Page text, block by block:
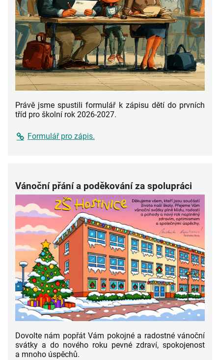
Právě jsme spustili formulář k zápisu dětí do prvních
tříd pro školní rok 2026-2027.
Formulář pro zápis.
Vánoční přání a poděkování za spolupráci
Dovolte nám popřát Vám pokojné a radostné vánoční
svátky a do nového roku pevné zdraví, spokojenost
a mnoho úspěchů.